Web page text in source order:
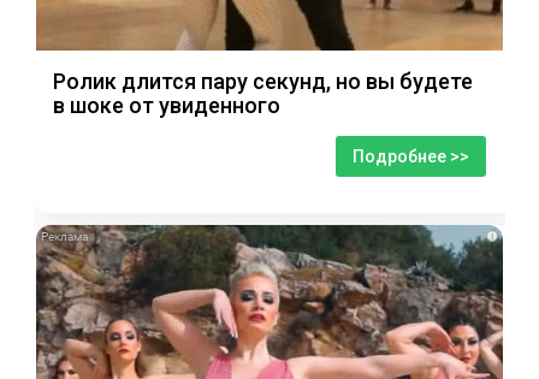
Ролик длится пару секунд, но вы будете
в шоке от увиденного
Подробнее >>
i